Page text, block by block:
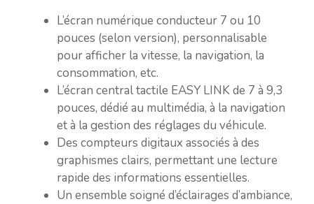
L’écran numérique conducteur 7 ou 10
pouces (selon version), personnalisable
pour afficher la vitesse, la navigation, la
consommation, etc.
L’écran central tactile EASY LINK de 7 à 9,3
pouces, dédié au multimédia, à la navigation
et à la gestion des réglages du véhicule.
Des compteurs digitaux associés à des
graphismes clairs, permettant une lecture
rapide des informations essentielles.
Un ensemble soigné d’éclairages d’ambiance,